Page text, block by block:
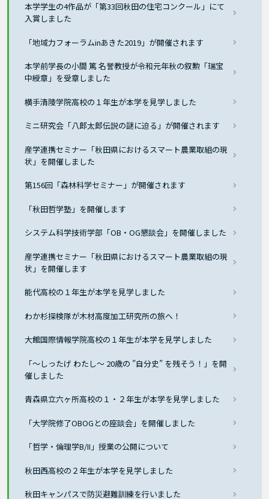
本学学生の4作品が「第33回秋田の住宅コンクール」にて
入賞しました
「地域力フォーラムinあきた2019」が開催されます
本学前学長の小間 篤 名誉教授が令和元年秋の叙勲「瑞宝
中綬章」を受章しました
横手清陵学院高校の１年生が本学を見学しました
ミニ研究会「八郎太郎伝説の謎に迫る」が開催されます
産学連携セミナー「秋田県におけるスマート農業取組の現
状」を開催しました
第156回「森林科学セミナー」が開催されます
「秋田哲学塾」を開催します
システム科学技術学部「OB・OG懇談会」を開催しました
産学連携セミナー「秋田県におけるスマート農業取組の現
状」を開催します
能代高校の１年生が本学を見学しました
わか杉探検隊が木材高度加工研究所の旅へ！
大館国際情報学院高校の１年生が本学を見学しました
「～しったげ わたし～ 20歳の ”自分史” を残そう！」を開
催しました
青森県立六ヶ所高校の１・２年生が本学を見学しました
「大学院修了OBOGとの座談会」を開催しました
「哲学・倫理学B/II」授業の公開について
秋田西高校の２年生が本学を見学しました
秋田キャンパスで防災避難訓練を行いました